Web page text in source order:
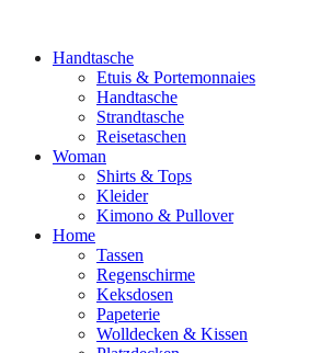
Handtasche
Etuis & Portemonnaies
Handtasche
Strandtasche
Reisetaschen
Woman
Shirts & Tops
Kleider
Kimono & Pullover
Home
Tassen
Regenschirme
Keksdosen
Papeterie
Wolldecken & Kissen